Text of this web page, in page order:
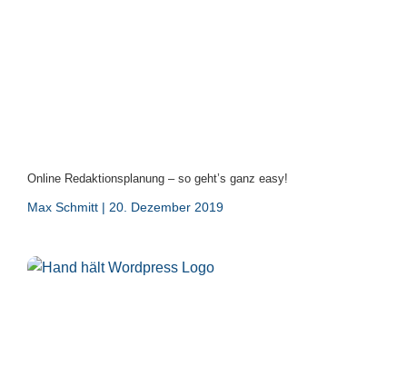
Online Redaktionsplanung – so geht’s ganz easy!
Max Schmitt 20. Dezember 2019